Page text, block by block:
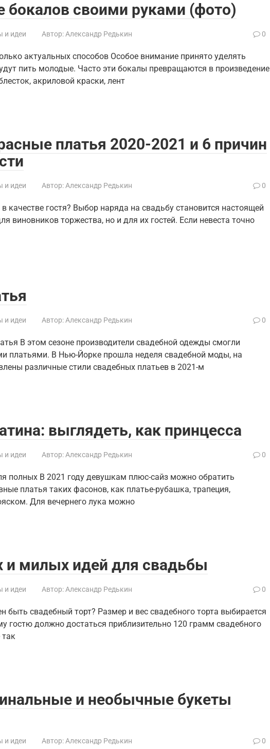
бокалов своими руками (фото)
и идеи Автор: Александр Редькин 0
актуальных способов Особое внимание принято уделять
пить молодые. Часто эти бокалы превращаются в произведение
акриловой краски, лент
платья 2020-2021 и 6 причин
и идеи Автор: Александр Редькин 0
качестве гостя? Выбор наряда на свадьбу становится настоящей
виновников торжества, но и для их гостей. Если невеста точно
и идеи Автор: Александр Редькин 0
В этом сезоне производители свадебной одежды смогли
платьями. В Нью-Йорке прошла неделя свадебной моды, на
различные стили свадебных платьев в 2021-м
выглядеть, как принцесса
и идеи Автор: Александр Редькин 0
полных В 2021 году девушкам плюс-сайз можно обратить
платья таких фасонов, как платье-рубашка, трапеция,
Для вечернего лука можно
и милых идей для свадьбы
и идеи Автор: Александр Редькин 0
быть свадебный торт? Размер и вес свадебного торта выбирается
гостю должно достаться приблизительно 120 грамм свадебного
так
и необычные букеты
и идеи Автор: Александр Редькин 0